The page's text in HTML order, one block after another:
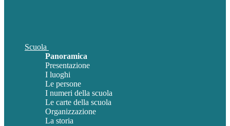
Scuola
Panoramica
Presentazione
I luoghi
Le persone
I numeri della scuola
Le carte della scuola
Organizzazione
La storia